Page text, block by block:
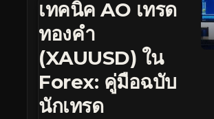
เทคนิค AO เทรด
ทองคำ
(XAUUSD) ใน
Forex: คู่มือฉบับ
นักเทรด